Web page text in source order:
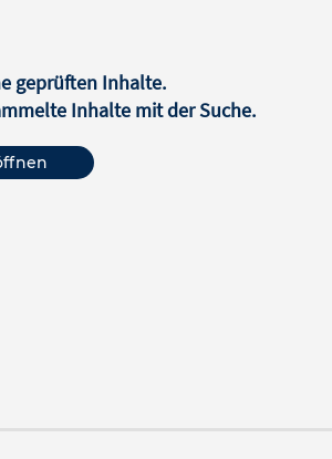
geprüften Inhalte.
Inhalte mit der Suche.